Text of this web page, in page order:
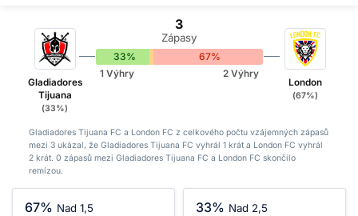
Gladiadores
Tijuana
(33%)
3
Zápasy
33% 67%
1 Výhry 2 Výhry
London
(67%)
Gladiadores Tijuana FC a London FC z celkového počtu vzájemných zápasů
mezi 3 ukázal, že Gladiadores Tijuana FC vyhrál 1 krát a London FC vyhrál
2 krát. 0 zápasů mezi Gladiadores Tijuana FC a London FC skončilo
remízou.
67% Nad 1,5 33% Nad 2,5